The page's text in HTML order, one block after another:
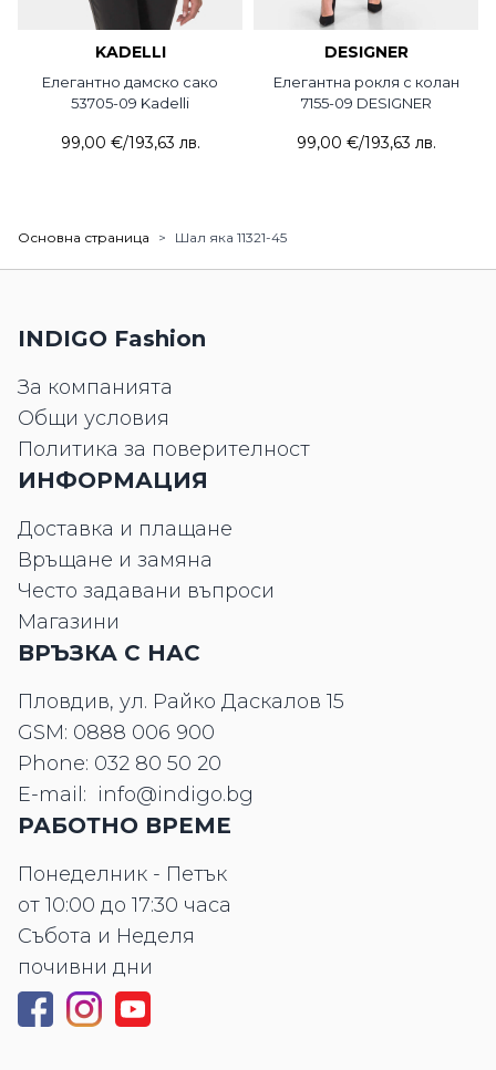
KADELLI
Елегантно дамско сако
53705-09 Kadelli
99,00 €/193,63 лв.
DESIGNER
Елегантна рокля с колан
7155-09 DESIGNER
99,00 €/193,63 лв.
Основна страница > Шал яка 11321-45
INDIGO Fashion
За компанията
Общи условия
Политика за поверителност
ИНФОРМАЦИЯ
Доставка и плащане
Връщане и замяна
Често задавани въпроси
Магазини
ВРЪЗКА С НАС
Пловдив, ул. Райко Даскалов 15
GSM: 0888 006 900
Phone: 032 80 50 20
E-mail: info@indigo.bg
РАБОТНО ВРЕМЕ
Понеделник - Петък
от 10:00 до 17:30 часа
Събота и Неделя
почивни дни